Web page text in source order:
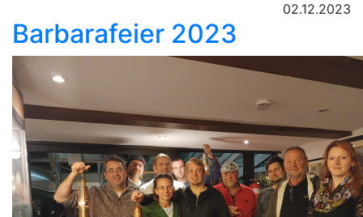
02.12.2023
Barbarafeier 2023